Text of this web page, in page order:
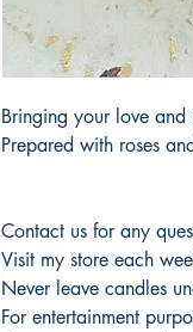
Bringing your love and
Prepared with roses
Contact us for any
Visit my store each
Never leave candles
For entertainment